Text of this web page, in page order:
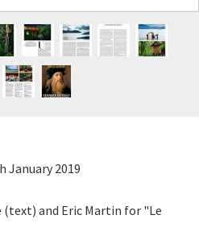
January 2019
(text) and Eric Martin for "Le